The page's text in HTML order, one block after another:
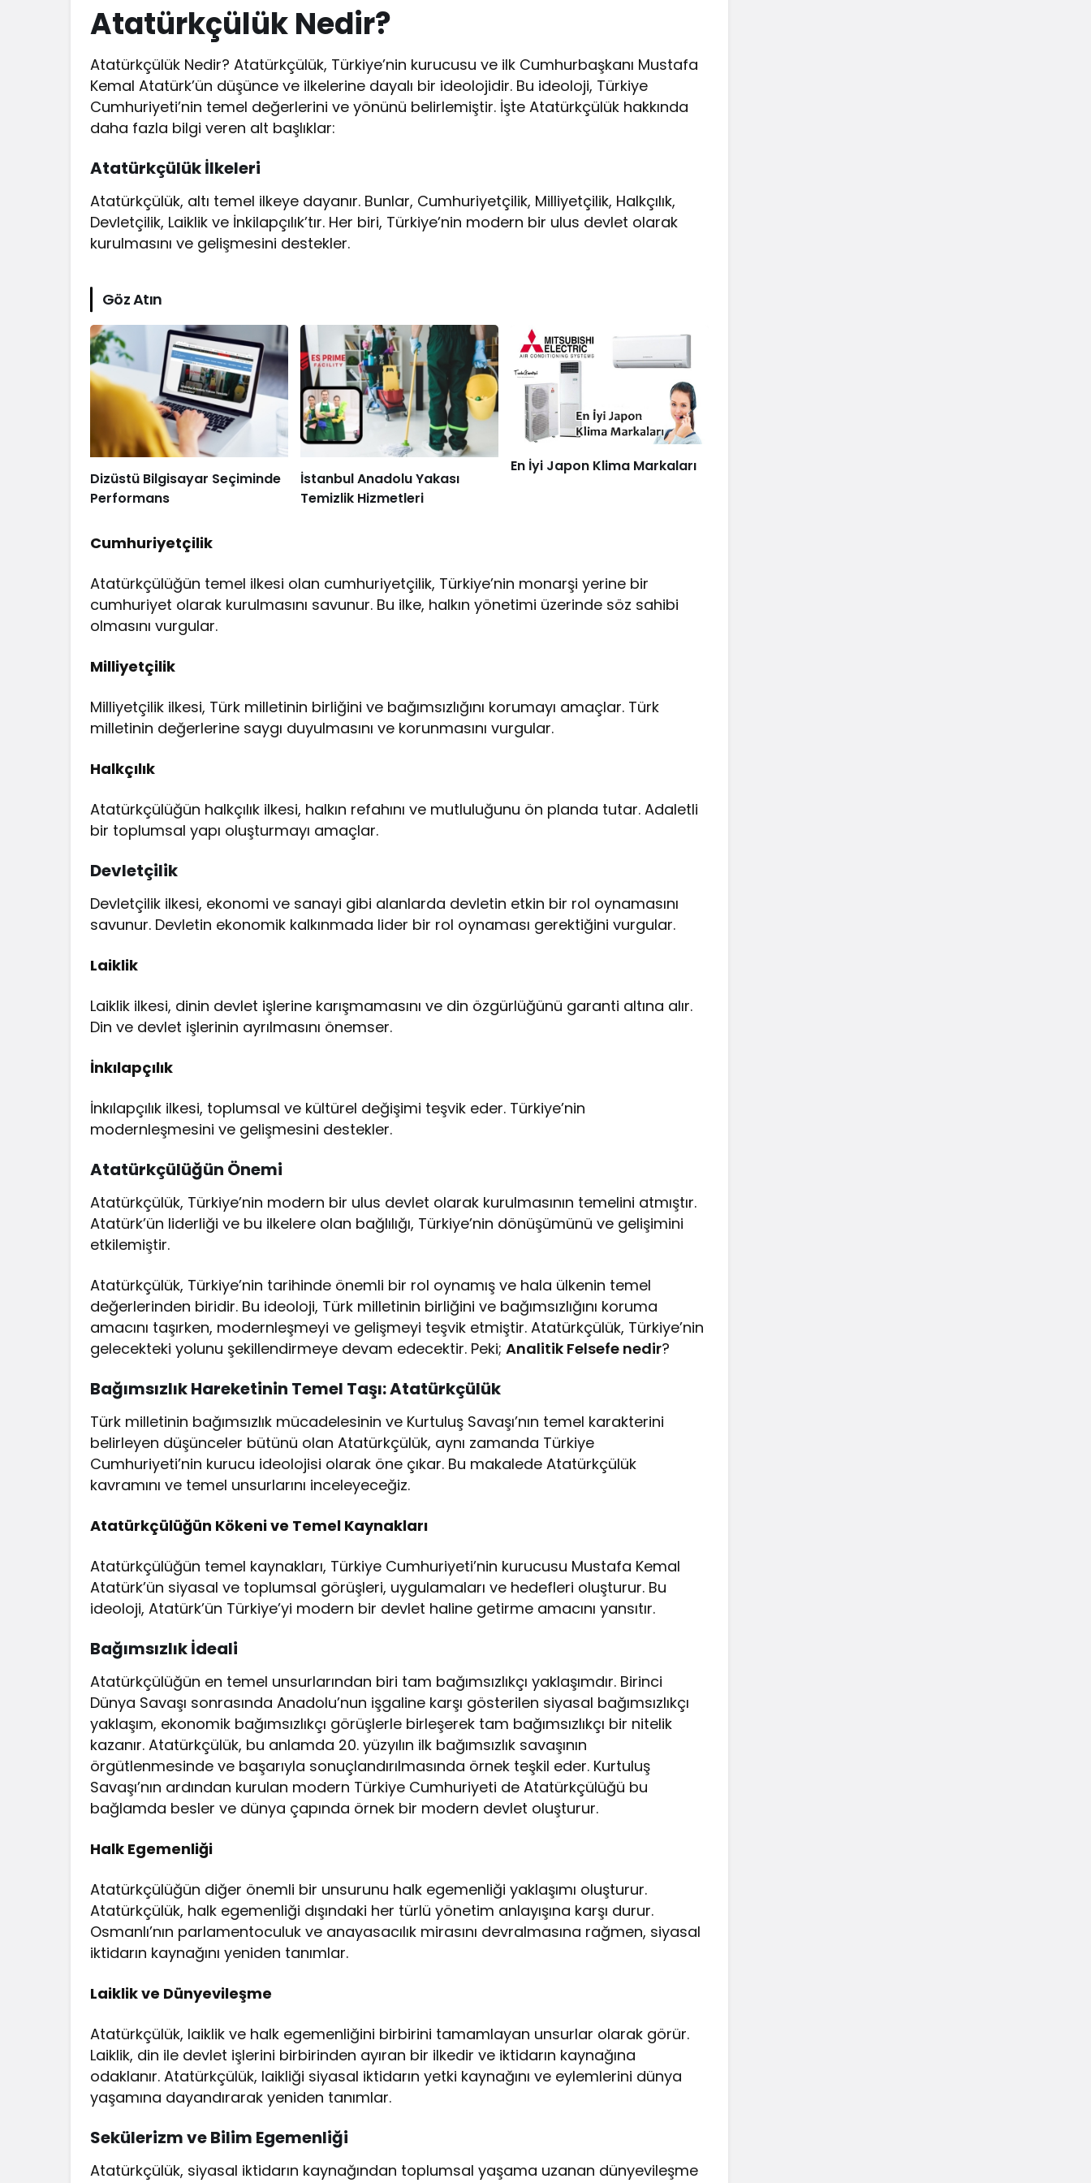
Atatürkçülük Nedir?
Atatürkçülük Nedir? Atatürkçülük, Türkiye’nin kurucusu ve ilk Cumhurbaşkanı Mustafa
Kemal Atatürk’ün düşünce ve ilkelerine dayalı bir ideolojidir. Bu ideoloji, Türkiye
Cumhuriyeti’nin temel değerlerini ve yönünü belirlemiştir. İşte Atatürkçülük hakkında
daha fazla bilgi veren alt başlıklar:
Atatürkçülük İlkeleri
Atatürkçülük, altı temel ilkeye dayanır. Bunlar, Cumhuriyetçilik, Milliyetçilik, Halkçılık,
Devletçilik, Laiklik ve İnkilapçılık’tır. Her biri, Türkiye’nin modern bir ulus devlet olarak
kurulmasını ve gelişmesini destekler.
Göz Atın
Dizüstü Bilgisayar Seçiminde
Performans
İstanbul Anadolu Yakası
Temizlik Hizmetleri
En İyi Japon Klima Markaları
Cumhuriyetçilik
Atatürkçülüğün temel ilkesi olan cumhuriyetçilik, Türkiye’nin monarşi yerine bir
cumhuriyet olarak kurulmasını savunur. Bu ilke, halkın yönetimi üzerinde söz sahibi
olmasını vurgular.
Milliyetçilik
Milliyetçilik ilkesi, Türk milletinin birliğini ve bağımsızlığını korumayı amaçlar. Türk
milletinin değerlerine saygı duyulmasını ve korunmasını vurgular.
Halkçılık
Atatürkçülüğün halkçılık ilkesi, halkın refahını ve mutluluğunu ön planda tutar. Adaletli
bir toplumsal yapı oluşturmayı amaçlar.
Devletçilik
Devletçilik ilkesi, ekonomi ve sanayi gibi alanlarda devletin etkin bir rol oynamasını
savunur. Devletin ekonomik kalkınmada lider bir rol oynaması gerektiğini vurgular.
Laiklik
Laiklik ilkesi, dinin devlet işlerine karışmamasını ve din özgürlüğünü garanti altına alır.
Din ve devlet işlerinin ayrılmasını önemser.
İnkılapçılık
İnkılapçılık ilkesi, toplumsal ve kültürel değişimi teşvik eder. Türkiye’nin
modernleşmesini ve gelişmesini destekler.
Atatürkçülüğün Önemi
Atatürkçülük, Türkiye’nin modern bir ulus devlet olarak kurulmasının temelini atmıştır.
Atatürk’ün liderliği ve bu ilkelere olan bağlılığı, Türkiye’nin dönüşümünü ve gelişimini
etkilemiştir.
Atatürkçülük, Türkiye’nin tarihinde önemli bir rol oynamış ve hala ülkenin temel
değerlerinden biridir. Bu ideoloji, Türk milletinin birliğini ve bağımsızlığını koruma
amacını taşırken, modernleşmeyi ve gelişmeyi teşvik etmiştir. Atatürkçülük, Türkiye’nin
gelecekteki yolunu şekillendirmeye devam edecektir. Peki;Analitik Felsefe nedir?
Bağımsızlık Hareketinin Temel Taşı: Atatürkçülük
Türk milletinin bağımsızlık mücadelesinin ve Kurtuluş Savaşı’nın temel karakterini
belirleyen düşünceler bütünü olan Atatürkçülük, aynı zamanda Türkiye
Cumhuriyeti’nin kurucu ideolojisi olarak öne çıkar. Bu makalede Atatürkçülük
kavramını ve temel unsurlarını inceleyeceğiz.
Atatürkçülüğün Kökeni ve Temel Kaynakları
Atatürkçülüğün temel kaynakları, Türkiye Cumhuriyeti’nin kurucusu Mustafa Kemal
Atatürk’ün siyasal ve toplumsal görüşleri, uygulamaları ve hedefleri oluşturur. Bu
ideoloji, Atatürk’ün Türkiye’yi modern bir devlet haline getirme amacını yansıtır.
Bağımsızlık İdeali
Atatürkçülüğün en temel unsurlarından biri tam bağımsızlıkçı yaklaşımdır. Birinci
Dünya Savaşı sonrasında Anadolu’nun işgaline karşı gösterilen siyasal bağımsızlıkçı
yaklaşım, ekonomik bağımsızlıkçı görüşlerle birleşerek tam bağımsızlıkçı bir nitelik
kazanır. Atatürkçülük, bu anlamda 20. yüzyılın ilk bağımsızlık savaşının
örgütlenmesinde ve başarıyla sonuçlandırılmasında örnek teşkil eder. Kurtuluş
Savaşı’nın ardından kurulan modern Türkiye Cumhuriyeti de Atatürkçülüğü bu
bağlamda besler ve dünya çapında örnek bir modern devlet oluşturur.
Halk Egemenliği
Atatürkçülüğün diğer önemli bir unsurunu halk egemenliği yaklaşımı oluşturur.
Atatürkçülük, halk egemenliği dışındaki her türlü yönetim anlayışına karşı durur.
Osmanlı’nın parlamentoculuk ve anayasacılık mirasını devralmasına rağmen, siyasal
iktidarın kaynağını yeniden tanımlar.
Laiklik ve Dünyevileşme
Atatürkçülük, laiklik ve halk egemenliğini birbirini tamamlayan unsurlar olarak görür.
Laiklik, din ile devlet işlerini birbirinden ayıran bir ilkedir ve iktidarın kaynağına
odaklanır. Atatürkçülük, laikliği siyasal iktidarın yetki kaynağını ve eylemlerini dünya
yaşamına dayandırarak yeniden tanımlar.
Sekülerizm ve Bilim Egemenliği
Atatürkçülük, siyasal iktidarın kaynağından toplumsal yaşama uzanan dünyevileşme